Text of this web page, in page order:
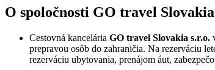
O spoločnosti GO travel Slovakia
Cestovná kancelária GO travel Slovakia s.r.o.
prepravou osôb do zahraničia. Na rezerváciu
rezerváciu ubytovania, prenájom áut,